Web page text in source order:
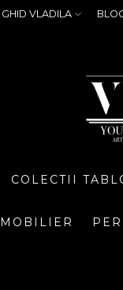
GHID VLADILA
COLECTII
MOBILIER